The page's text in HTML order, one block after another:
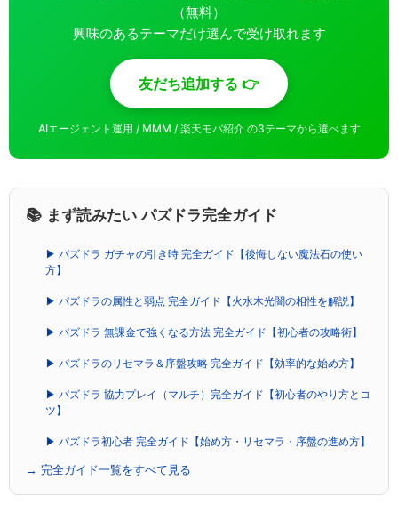
（無料）
興味のあるテーマだけ選んで受け取れます
友だち追加する 👉
AIエージェント運用 / MMM / 楽天モバ紹介 の3テーマから選べます
📚 まず読みたい パズドラ完全ガイド
▶ パズドラ ガチャの引き時 完全ガイド【後悔しない魔法石の使い
方】
▶ パズドラの属性と弱点 完全ガイド【火水木光闇の相性を解説】
▶ パズドラ 無課金で強くなる方法 完全ガイド【初心者の攻略術】
▶ パズドラのリセマラ＆序盤攻略 完全ガイド【効率的な始め方】
▶ パズドラ 協力プレイ（マルチ）完全ガイド【初心者のやり方とコ
ツ】
▶ パズドラ初心者 完全ガイド【始め方・リセマラ・序盤の進め方】
→ 完全ガイド一覧をすべて見る